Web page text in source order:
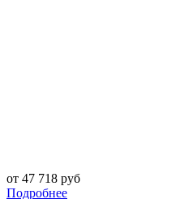
от 47 718 руб
Подробнее